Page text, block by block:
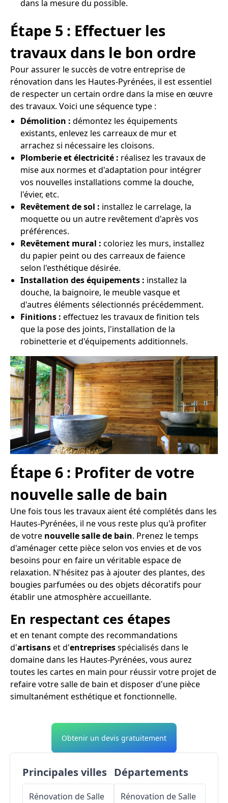
dans la mesure du possible.
Étape 5 : Effectuer les
travaux dans le bon ordre
Pour assurer le succès de votre entreprise de
rénovation dans les Hautes-Pyrénées, il est essentiel
de respecter un certain ordre dans la mise en œuvre
des travaux. Voici une séquence type :
Démolition : démontez les équipements
existants, enlevez les carreaux de mur et
arrachez si nécessaire les cloisons.
Plomberie et électricité : réalisez les travaux de
mise aux normes et d'adaptation pour intégrer
vos nouvelles installations comme la douche,
l'évier, etc.
Revêtement de sol : installez le carrelage, la
moquette ou un autre revêtement d'après vos
préférences.
Revêtement mural : coloriez les murs, installez
du papier peint ou des carreaux de faïence
selon l'esthétique désirée.
Installation des équipements : installez la
douche, la baignoire, le meuble vasque et
d'autres éléments sélectionnés précédemment.
Finitions : effectuez les travaux de finition tels
que la pose des joints, l'installation de la
robinetterie et d'équipements additionnels.
Étape 6 : Profiter de votre
nouvelle salle de bain
Une fois tous les travaux aient été complétés dans les
Hautes-Pyrénées, il ne vous reste plus qu'à profiter
de votre nouvelle salle de bain. Prenez le temps
d'aménager cette pièce selon vos envies et de vos
besoins pour en faire un véritable espace de
relaxation. N'hésitez pas à ajouter des plantes, des
bougies parfumées ou des objets décoratifs pour
établir une atmosphère accueillante.
En respectant ces étapes
et en tenant compte des recommandations
d'artisanset d'entreprisesspécialisés dans le
domaine dans les Hautes-Pyrénées, vous aurez
toutes les cartes en main pour réussir votre projet de
refaire votre salle de bain et disposer d'une pièce
simultanément esthétique et fonctionnelle.
Obtenir un devis gratuitement
Principales villes
Rénovation de Salle
Départements
Rénovation de Salle